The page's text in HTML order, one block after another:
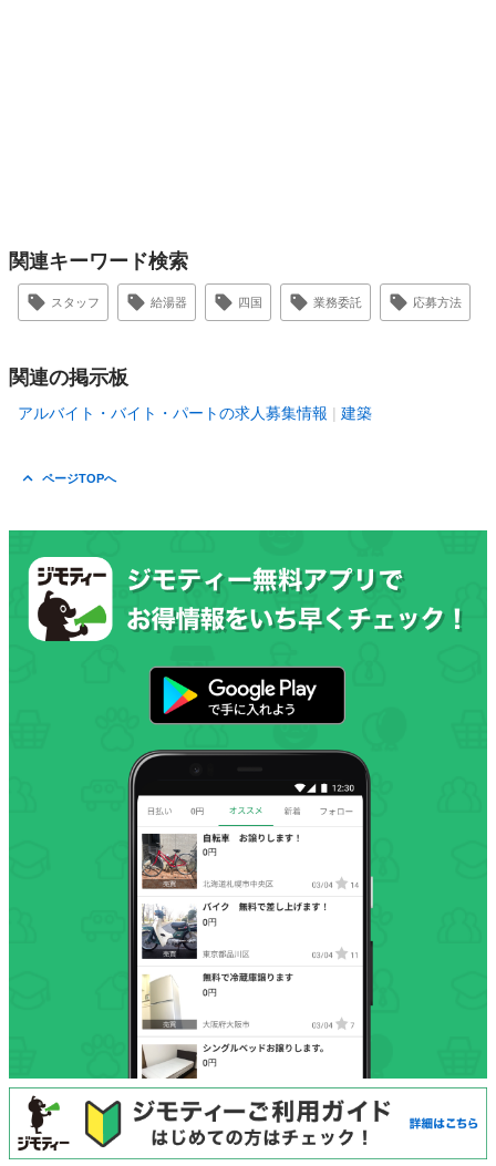
関連キーワード検索
スタッフ 給湯器 四国 業務委託 応募方法
関連の掲示板
アルバイト・バイト・パートの求人募集情報 建築
ページTOPへ